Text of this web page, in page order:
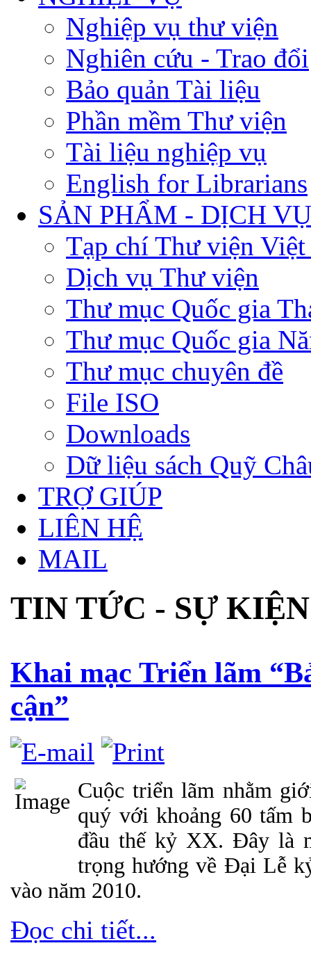
Nghiệp vụ thư viện
Nghiên cứu - Trao đổi
Bảo quản Tài liệu
Phần mềm Thư viện
Tài liệu nghiệp vụ
English for Librarians
SẢN PHẨM - DỊCH VỤ
Tạp chí Thư viện Việt
Dịch vụ Thư viện
Thư mục Quốc gia
Thư mục Quốc gia
Thư mục chuyên đề
File ISO
Downloads
Dữ liệu sách Quỹ
TRỢ GIÚP
LIÊN HỆ
MAIL
TIN TỨC - SỰ KIỆN
Khai mạc Triển lãm
cận”
Cuộc triển lãm nhằm
quý với khoảng 60 tấm
đầu thế kỷ XX. Đây là
trọng hướng về Đại Lễ
vào năm 2010.
Đọc chi tiết...